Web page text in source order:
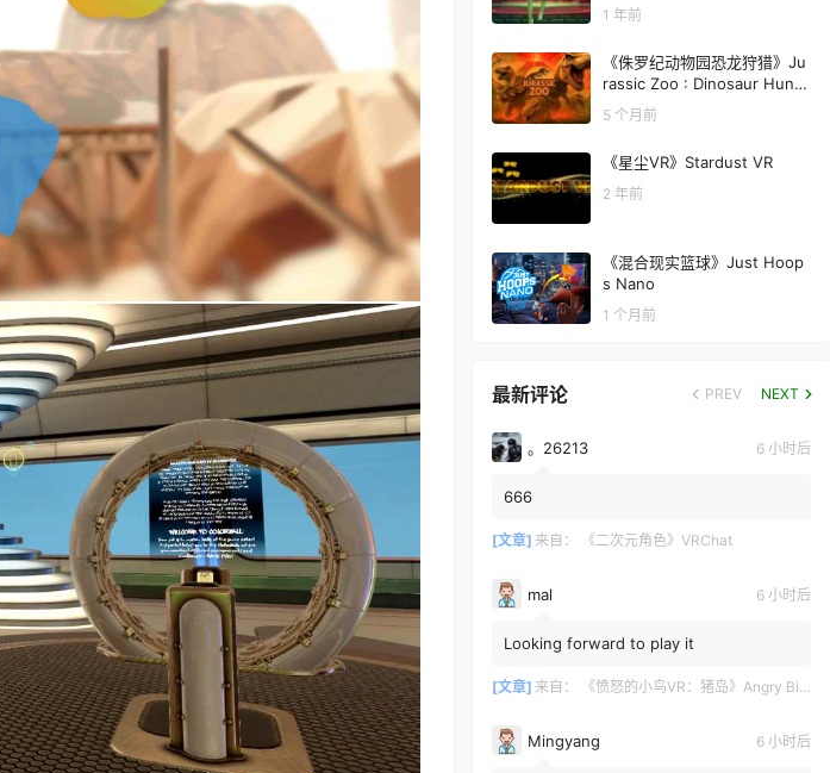
1 年前
《侏罗纪动物园恐龙狩猎》Ju
rassic Zoo : Dinosaur Hunti
ng
5 个月前
《星尘VR》Stardust VR
2 年前
《混合现实篮球》Just Hoop
s Nano
1 个月前
最新评论 PREV NEXT
。26213 6 小时后
666
[文章] 来自： 《二次元角色》VRChat
mal 6 小时后
Looking forward to play it
[文章] 来自： 《愤怒的小鸟VR：猪岛》Angry Birds VR: Isle of Pigs
Mingyang 6 小时后